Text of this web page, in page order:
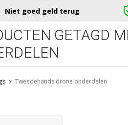
Niet goed geld terug
GETAGD
Tweedehands drone onderdelen